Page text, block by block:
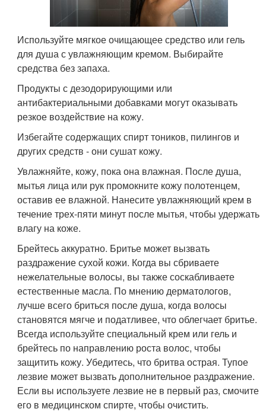
Используйте мягкое очищающее средство или гель
для душа с увлажняющим кремом. Выбирайте
средства без запаха.
Продукты с дезодорирующими или
антибактериальными добавками могут оказывать
резкое воздействие на кожу.
Избегайте содержащих спирт тоников, пилингов и
других средств - они сушат кожу.
Увлажняйте, кожу, пока она влажная. После душа,
мытья лица или рук промокните кожу полотенцем,
оставив ее влажной. Нанесите увлажняющий крем в
течение трех-пяти минут после мытья, чтобы удержать
влагу на коже.
Брейтесь аккуратно. Бритье может вызвать
раздражение сухой кожи. Когда вы сбриваете
нежелательные волосы, вы также соскабливаете
естественные масла. По мнению дерматологов,
лучше всего бриться после душа, когда волосы
становятся мягче и податливее, что облегчает бритье.
Всегда используйте специальный крем или гель и
брейтесь по направлению роста волос, чтобы
защитить кожу. Убедитесь, что бритва острая. Тупое
лезвие может вызвать дополнительное раздражение.
Если вы используете лезвие не в первый раз, смочите
его в медицинском спирте, чтобы очистить.